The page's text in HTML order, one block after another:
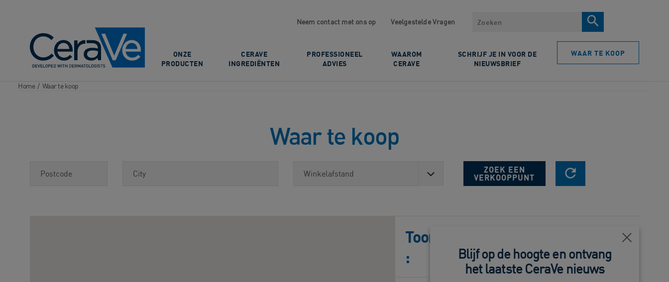
Neem contact met ons op Veelgestelde Vragen Zoeken
ONZE
PRODUCTEN
CERAVE
INGREDIËNTEN
PROFESSIONEEL
ADVIES
WAAROM
CERAVE
SCHRIJF JE IN VOOR DE
NIEUWSBRIEF
WAAR TE KOOP
Home / Waar te koop
Waar te koop
ZOEK EEN
VERKOOPPUNT
RESET SEARCH
Toont winkels met resultaten voor
:
Dichtbij
Blijf op de hoogte en ontvang
het laatste CeraVe nieuws